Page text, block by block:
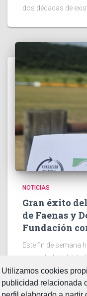
Utilizamos cookies
publicidad relacionada
dos décadas de
NOTICIAS
Gran éxito
de Faenas y
Fundación
Este fin de semana
propiedad de Julián
España
2026. Dos jornadas